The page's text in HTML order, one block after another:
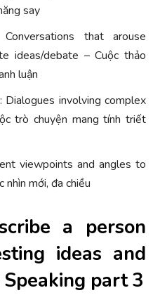
say
that arouse
ideas/debate – Cuộc thảo
luận
Dialogues involving complex
trò chuyện mang tính triết
viewpoints and angles to
nhìn mới, đa chiều
a person
ideas and
Speaking part 3